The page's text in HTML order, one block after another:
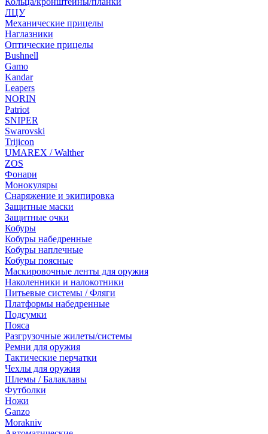
ЛЦУ
Механические прицелы
Наглазники
Оптические прицелы
Bushnell
Gamo
Kandar
Leapers
NORIN
Patriot
SNIPER
Swarovski
Trijicon
UMAREX / Walther
ZOS
Фонари
Монокуляры
Снаряжение и экипировка
Защитные маски
Защитные очки
Кобуры
Кобуры набедренные
Кобуры наплечные
Кобуры поясные
Маскировочные ленты для оружия
Наколенники и налокотники
Питьевые системы / Фляги
Платформы набедренные
Подсумки
Пояса
Разгрузочные жилеты/системы
Ремни для оружия
Тактические перчатки
Чехлы для оружия
Шлемы / Балаклавы
Футболки
Ножи
Ganzo
Morakniv